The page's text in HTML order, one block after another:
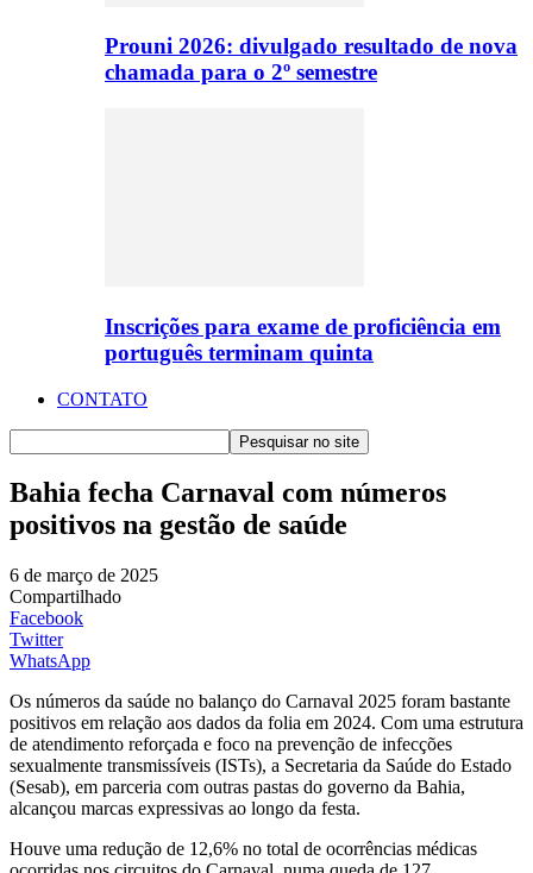
Prouni 2026: divulgado resultado de nova
chamada para o 2º semestre
Inscrições para exame de proficiência em
português terminam quinta
CONTATO
Bahia fecha Carnaval com números
positivos na gestão de saúde
6 de março de 2025
Compartilhado
Facebook
Twitter
WhatsApp
Os números da saúde no balanço do Carnaval 2025 foram bastante
positivos em relação aos dados da folia em 2024. Com uma estrutura
de atendimento reforçada e foco na prevenção de infecções
sexualmente transmissíveis (ISTs), a Secretaria da Saúde do Estado
(Sesab), em parceria com outras pastas do governo da Bahia,
alcançou marcas expressivas ao longo da festa.
Houve uma redução de 12,6% no total de ocorrências médicas